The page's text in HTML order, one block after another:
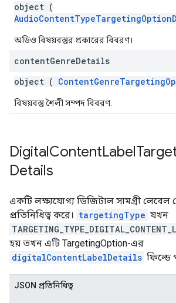
object (
অডিও বিষয়বস্তুর প্রকারের বিবরণ।
contentGenreDetails
object (
বিষয়বস্তু শৈলী সম্পদ বিবরণ.
DigitalContentLabel
Details
একটি লক্ষ্যযোগ্য ডিজিটাল সামগ্রী লেবেল
প্রতিনিধিত্ব করে। targetingType যখন
হয় তখন এটি TargetingOption-এর
digitalContentLabelDetails ফিল্ডে
JSON প্রতিনিধিত্ব